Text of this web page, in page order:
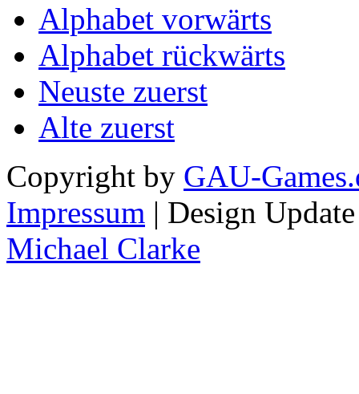
Alphabet vorwärts
Alphabet rückwärts
Neuste zuerst
Alte zuerst
Copyright by GAU-
Impressum | Design
Michael Clarke